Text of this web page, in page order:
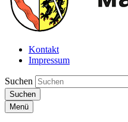
Kontakt
Impressum
Suchen
Suchen
Menü